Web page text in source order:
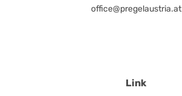
office@pregelaustria.at
Link